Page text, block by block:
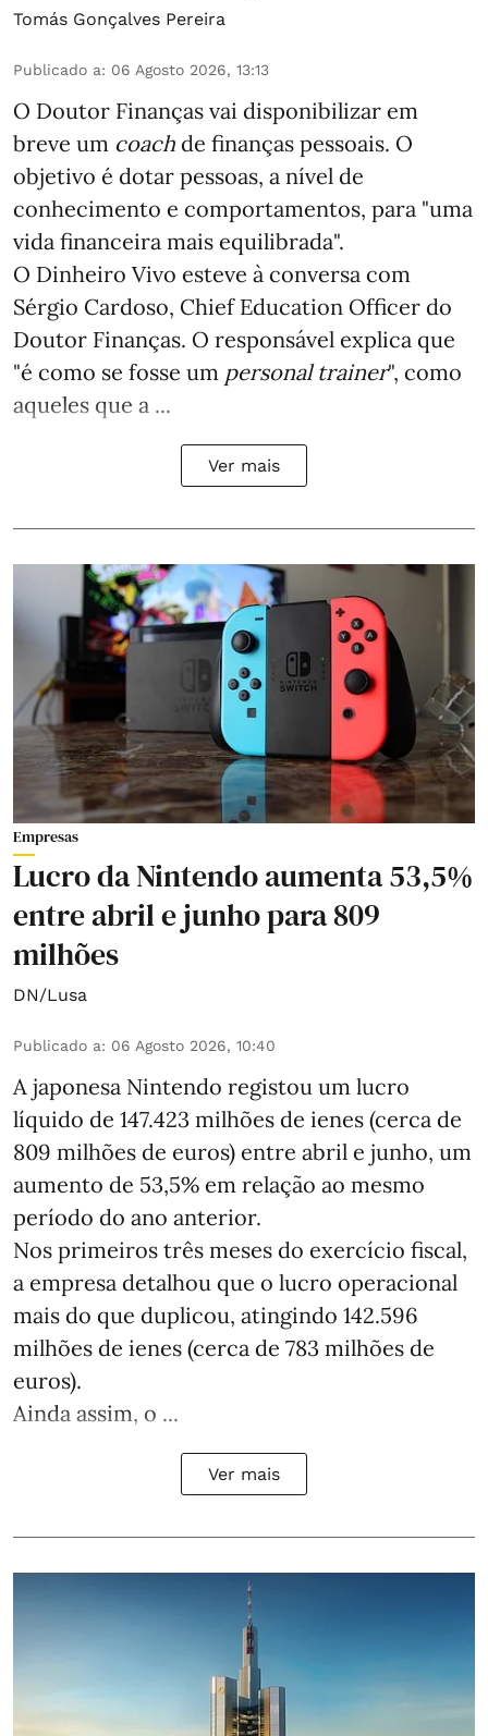
Tomás Gonçalves Pereira
Publicado a: 06 Agosto 2026, 13:13
O Doutor Finanças vai disponibilizar em
breve um coach de finanças pessoais. O
objetivo é dotar pessoas, a nível de
conhecimento e comportamentos, para "uma
vida financeira mais equilibrada".
O Dinheiro Vivo esteve à conversa com
Sérgio Cardoso, Chief Education Officer do
Doutor Finanças. O responsável explica que
"é como se fosse um personal trainer", como
aqueles que a ...
Ver mais
Empresas
Lucro da Nintendo aumenta 53,5%
entre abril e junho para 809
milhões
DN/Lusa
Publicado a: 06 Agosto 2026, 10:40
A japonesa Nintendo registou um lucro
líquido de 147.423 milhões de ienes (cerca de
809 milhões de euros) entre abril e junho, um
aumento de 53,5% em relação ao mesmo
período do ano anterior.
Nos primeiros três meses do exercício fiscal,
a empresa detalhou que o lucro operacional
mais do que duplicou, atingindo 142.596
milhões de ienes (cerca de 783 milhões de
euros).
Ainda assim, o ...
Ver mais